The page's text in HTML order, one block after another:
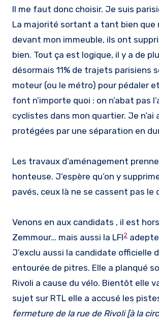
Il me faut donc choisir. Je suis
La majorité sortant a tant bien que
devant mon immeuble, ils ont
bien. Tout ça est logique, il y a de
désormais 11% de trajets parisiens
moteur (ou le métro) pour pédaler
font n’importe quoi : on n’abat pas
cyclistes dans mon quartier. Je
protégées par une séparation en
Les travaux d’aménagement
honteuse. J’espère qu’on y
pavés, ceux là ne se cassent pas le
Venons en aux candidats , il est
Zemmour… mais aussi la LFI2
J’exclu aussi la candidate officielle
entourée de pitres. Elle a planqué
Rivoli a cause du vélo. Bientôt elle
sujet sur RTL elle a accusé les
fermeture de la rue de Rivoli [à la